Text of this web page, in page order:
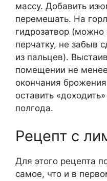
массу. Добавить
перемешать. На
гидрозатвор
перчатку, не забыв
из пальцев).
помещении не
окончания
оставить
полгода.
Рецепт с
Для этого рецепта
самое, что и в